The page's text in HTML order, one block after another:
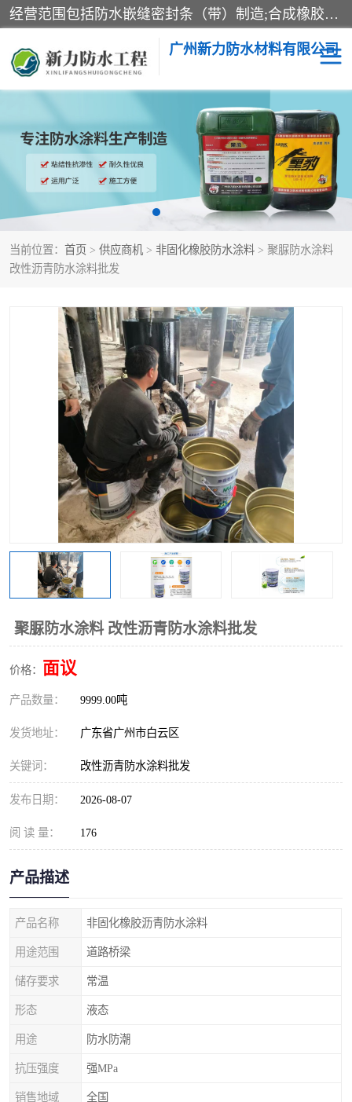
经营范围包括防水嵌缝密封条（带）制造;合成橡胶制造（监控化学品、危险化学品除外）;沥青混合物制造;防水胶粘带制造;其他合成材料制造（监控化学品、危险化学品除外）;涂料制造（监控化学品、危险化学品除外）;建筑结构防水补漏;防水建筑材料制造;粘合剂制造（监控化学品、危险化学品除外）;涂料零售;广州新力防水材料有限公司具有1处分支机构。
广州新力防水材料有限公司
当前位置： 首页 > 供应商机 > 非固化橡胶防水涂料 > 聚脲防水涂料
改性沥青防水涂料批发
聚脲防水涂料 改性沥青防水涂料批发
价格： 面议
产品数量： 9999.00吨
发货地址： 广东省广州市白云区
关键词： 改性沥青防水涂料批发
发布日期： 2026-08-07
阅 读 量： 176
产品描述
产品名称 非固化橡胶沥青防水涂料
用途范围 道路桥梁
储存要求 常温
形态 液态
用途 防水防潮
抗压强度 强MPa
销售地域 全国
黑豹防水胶 建筑108胶水
乳化沥青防水涂料 自粘卷材
非固化橡胶防水涂料